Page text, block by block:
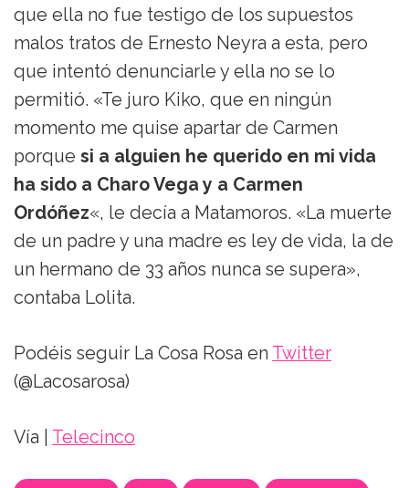
que ella no fue testigo de los supuestos
malos tratos de Ernesto Neyra a esta, pero
que intentó denunciarle y ella no se lo
permitió. «Te juro Kiko, que en ningún
momento me quise apartar de Carmen
porque si a alguien he querido en mi vida
ha sido a Charo Vega y a Carmen
Ordóñez«, le decía a Matamoros. «La muerte
de un padre y una madre es ley de vida, la de
un hermano de 33 años nunca se supera»,
contaba Lolita.
Podéis seguir La Cosa Rosa en Twitter
(@Lacosarosa)
Vía | Telecinco